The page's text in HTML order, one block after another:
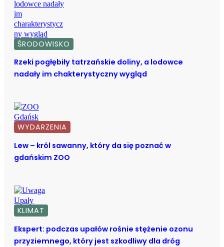
ŚRODOWISKO
Rzeki pogłębiły tatrzańskie doliny, a lodowce
nadały im chakterystyczny wygląd
WYDARZENIA
Lew – król sawanny, który da się poznać w
gdańskim ZOO
KLIMAT
Ekspert: podczas upałów rośnie stężenie ozonu
przyziemnego, który jest szkodliwy dla dróg